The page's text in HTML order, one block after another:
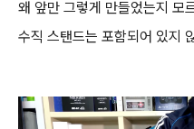
왜 앞만 그렇게 만들었는지 모
수직 스탠드는 포함되어 있지